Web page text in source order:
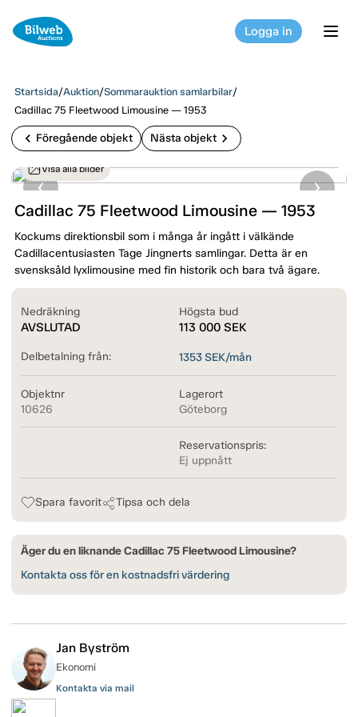
Logga in
Startsida/Auktion/Sommarauktion samlarbilar/
Cadillac 75 Fleetwood Limousine — 1953
chevron_left Föregående objekt Nästa objekt chevron_right
Visa alla bilder
Cadillac 75 Fleetwood Limousine — 1953
Kockums direktionsbil som i många år ingått i välkände
Cadillacentusiasten Tage Jingnerts samlingar. Detta är en
svensksåld lyxlimousine med fin historik och bara två ägare.
Nedräkning
AVSLUTAD
Högsta bud
113 000 SEK
Delbetalning från: 1353SEK/mån
Objektnr
10626
Lagerort
Göteborg
Reservationspris:
Ej uppnått
Spara favorit Tipsa och dela
Äger du en liknande Cadillac 75 Fleetwood Limousine?
Kontakta oss för en kostnadsfri värdering
Jan Byström
Ekonomi
Kontakta via mail